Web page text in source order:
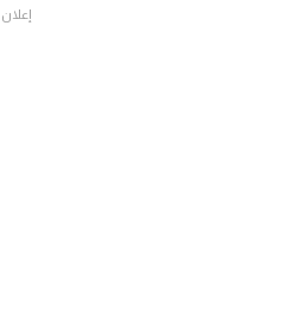
إعلان